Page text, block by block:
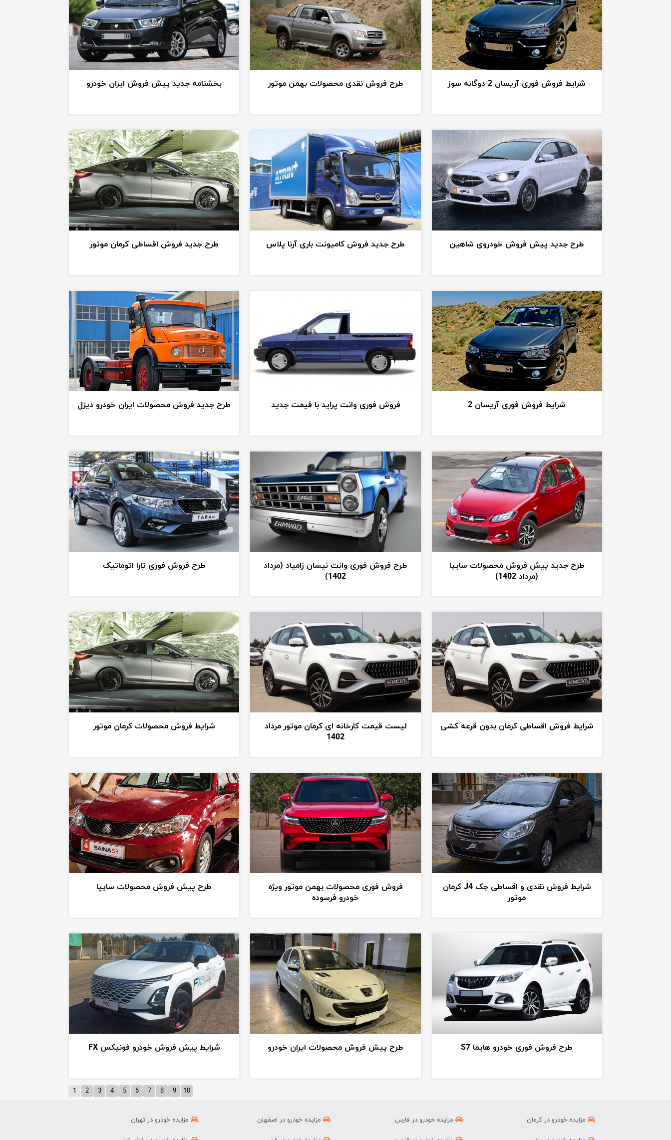
شرایط فروش فوری آریسان 2 دوگانه سوز طرح فروش نقدی محصولات بهمن موتور بخشنامه جدید پیش فروش ایران خودرو
طرح جدید پیش فروش خودروی شاهین طرح جدید فروش کامیونت باری آرنا پلاس طرح جدید فروش اقساطی کرمان موتور
شرایط فروش فوری آریسان 2 فروش فوری وانت پراید با قیمت جدید طرح جدید فروش محصولات ایران خودرو دیزل
طرح جدید پیش فروش محصولات سایپا
(مرداد 1402)
طرح فروش فوری وانت نیسان زامیاد (مرداد
1402)
طرح فروش فوری تارا اتوماتیک
شرایط فروش اقساطی کرمان بدون قرعه کشی
لیست قیمت کارخانه ای کرمان موتور مرداد
1402
شرایط فروش محصولات کرمان موتور
شرایط فروش نقدی و اقساطی جک J4 کرمان
موتور
فروش فوری محصولات بهمن موتور ویژه
خودرو فرسوده
طرح پیش فروش محصولات سایپا
طرح فروش فوری خودرو هایما S7 طرح پیش فروش محصولات ایران خودرو شرایط پیش فروش خودرو فونیکس FX
1 2 3 4 5 6 7 8 9 10
مزایده خودرو در تهران مزایده خودرو در اصفهان مزایده خودرو در فارس مزایده خودرو در کرمان